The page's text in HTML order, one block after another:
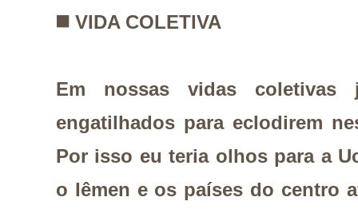
◼️ VIDA COLETIVA
Em nossas vidas coletivas
engatilhados para eclodirem
Por isso eu teria olhos para a
o Iêmen e os países do centro